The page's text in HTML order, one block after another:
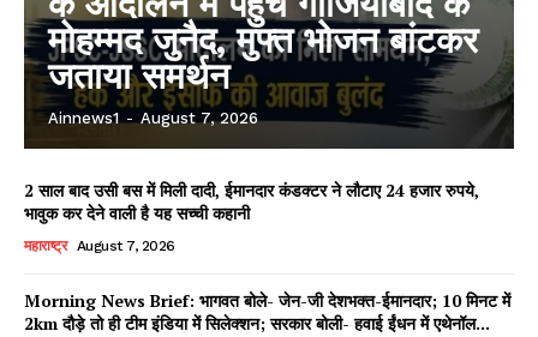
मोहम्मद जुनैद, मुफ्त भोजन बांटकर
जताया समर्थन
Ainnews1 - August 7, 2026
2 साल बाद उसी बस में मिली दादी, ईमानदार कंडक्टर ने लौटाए 24 हजार रुपये,
भावुक कर देने वाली है यह सच्ची कहानी
महाराष्ट्र August 7, 2026
Morning News Brief: भागवत बोले- जेन-जी देशभक्त-ईमानदार; 10 मिनट में
2km दौड़े तो ही टीम इंडिया में सिलेक्शन; सरकार बोली- हवाई ईंधन में एथेनॉल...